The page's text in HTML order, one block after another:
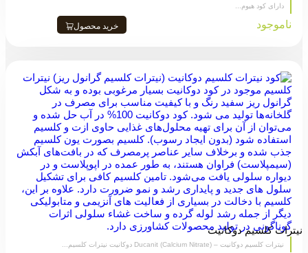
دارای کود هیوم...
ناموجود خرید محصول
نیترات کلسیم دوکانیت
نیترات کلسیم دوکانیت – Ducanit (Calcium Nitrate) دوکانیت نیترات کلسیم...